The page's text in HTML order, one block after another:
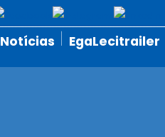
Notícias EgaLecitrailer